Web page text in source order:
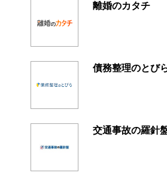
離婚のカタチ
債務整理のとび
交通事故の羅針